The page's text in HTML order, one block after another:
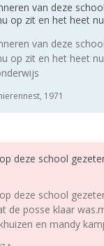
van deze
op zit en het heet
van deze
op zit en het heet
1971
deze school
deze school
de posse klaar
en mandy